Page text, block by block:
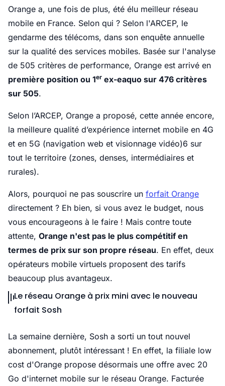
Orange a, une fois de plus, été élu meilleur réseau
mobile en France. Selon qui ? Selon l'ARCEP, le
gendarme des télécoms, dans son enquête annuelle
sur la qualité des services mobiles. Basée sur l'analyse
de 505 critères de performance, Orange est arrivé en
première position ou 1er ex-eaquo sur 476 critères
sur 505.
Selon l’ARCEP, Orange a proposé, cette année encore,
la meilleure qualité d’expérience internet mobile en 4G
et en 5G (navigation web et visionnage vidéo)6 sur
tout le territoire (zones, denses, intermédiaires et
rurales).
Alors, pourquoi ne pas souscrire un forfait Orange
directement ? Eh bien, si vous avez le budget, nous
vous encourageons à le faire ! Mais contre toute
attente, Orange n'est pas le plus compétitif en
termes de prix sur son propre réseau. En effet, deux
opérateurs mobile virtuels proposent des tarifs
beaucoup plus avantageux.
Le réseau Orange à prix mini avec le nouveau
forfait Sosh
La semaine dernière, Sosh a sorti un tout nouvel
abonnement, plutôt intéressant ! En effet, la filiale low
cost d'Orange propose désormais une offre avec 20
Go d'internet mobile sur le réseau Orange. Facturée